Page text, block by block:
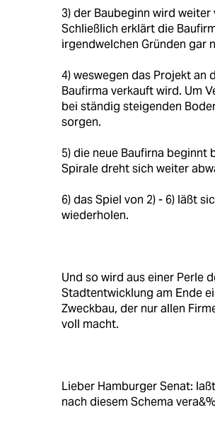
3) der Baubeginn wird weiter
Schließlich erklärt die
irgendwelchen Gründen gar
4) weswegen das Projekt an
Baufirma verkauft wird. Um
bei ständig steigenden
sorgen.
5) die neue Baufirna beginnt
Spirale dreht sich weiter
6) das Spiel von 2) - 6) läßt
wiederholen.
Und so wird aus einer Perle
Stadtentwicklung am Ende
Zweckbau, der nur allen
voll macht.
Lieber Hamburger Senat:
nach diesem Schema